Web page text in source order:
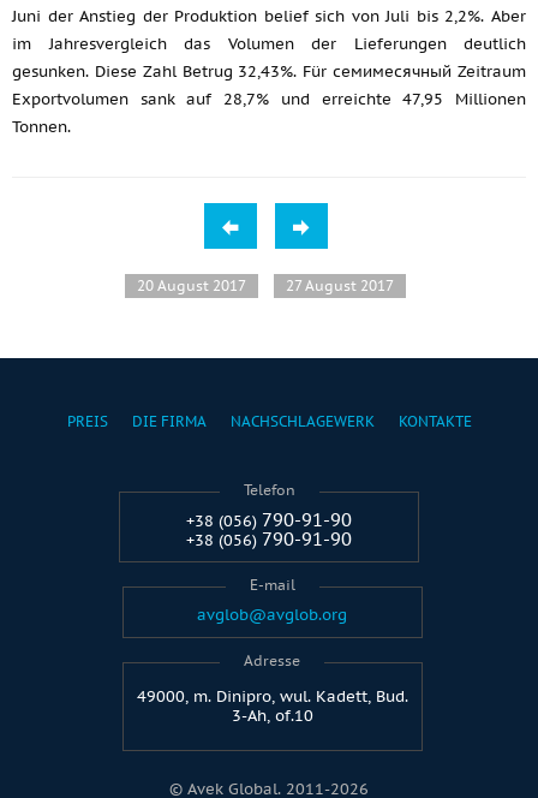
Juni der Anstieg der Produktion belief sich von Juli bis 2,2%. Aber
im Jahresvergleich das Volumen der Lieferungen deutlich
gesunken. Diese Zahl Betrug 32,43%. Für семимесячный Zeitraum
Exportvolumen sank auf 28,7% und erreichte 47,95 Millionen
Tonnen.
20 August 2017 27 August 2017
© Avek Global. 2011-2026
PREIS DIE FIRMA NACHSCHLAGEWERK KONTAKTE
Telefon
+38 (056) 790-91-90
+38 (056) 790-91-90
E-mail
avglob@avglob.org
Adresse
49000, m. Dinipro, wul. Kadett, Bud.
3-Ah, of.10